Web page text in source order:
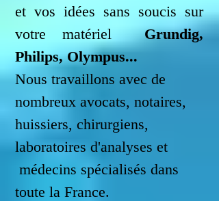
et vos idées sans soucis sur
votre matérielGrundig,
Philips, Olympus...
Nous travaillons avec de
nombreux avocats, notaires,
huissiers, chirurgiens,
laboratoires d'analyses et
médecins spécialisés dans
toute la France.